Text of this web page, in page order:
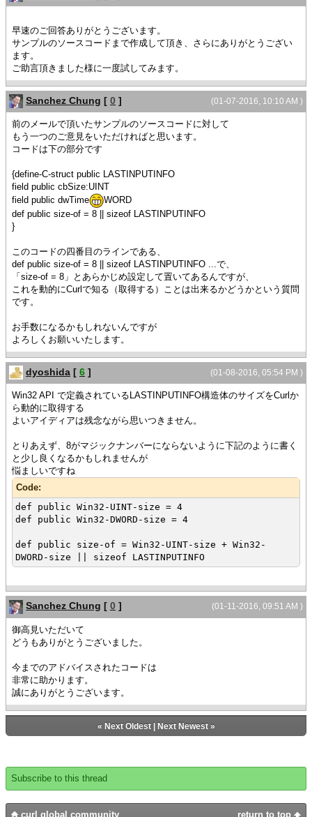
us/library/windows/desktop/ms646272.aspx
field public cbSize:UINT
field public dwTime:DWORD
def public size-of = 8 || sizeof LASTINPUTINFO
}
|| user32.dllのget-last-input-info関数を使用するための
特別クラスの定義
|| see. https://msdn.microsoft.com/en-
us/library/windows/desktop/ms646302.aspx
{define-dll-class public User32Dll
calling-convention = stdcall,
string-rep = CStringUTF16
}
{constructor public {default}
"user32.dll"}}
}
{dll-method public {get-last-input-info
("GetLastInputInfo")
pii:CPointer
}:BOOL
}
}
|| Kernel32.dllのget-tick-count関数を使用するための特別
クラスの定義
|| see. https://msdn.microsoft.com/en-
us/library/ms724408.aspx
{define-dll-class public Kernel32Dll
calling-convention = stdcall,
string-rep = CStringUTF16
}
{constructor public {default}
{construct-super {SharedLibrary
"Kernel32.dll"}}
{dll-method public {get-tick-count
}
ジャ
{define-proc public {get-last-input-time}:int
def kernel32 = {Kernel32Dll}
def info = {LASTINPUTINFO}
set info.cbSize = LASTINPUTINFO.size-of
def ret = {user32.get-last-input-info
info
|| failure
早速のご回答ありがとうございます。
サンプルのソースコードまで作成して頂き、さらにありがとうござい
ます。
ご助言頂きました様に一度試してみます。
(01-07-2016, 10:10 AM )
Sanchez Chung [ 0 ]
前のメールで頂いたサンプルのソースコードに対して
もう一つのご意見をいただければと思います。
コードは下の部分です
{define-C-struct public LASTINPUTINFO
field public cbSize:UINT
field public dwTime
WORD
def public size-of = 8 || sizeof LASTINPUTINFO
}
このコードの四番目のラインである、
def public size-of = 8 || sizeof LASTINPUTINFO ...で、
「size-of = 8」とあらかじめ設定して置いてあるんですが、
これを動的にCurlで知る（取得する）ことは出来るかどうかという質問
です。
お手数になるかもしれないんですが
よろしくお願いいたします。
(01-08-2016, 05:54 PM )
dyoshida [ 6 ]
Win32 API で定義されているLASTINPUTINFO構造体のサイズをCurlか
ら動的に取得する
よいアイディアは残念ながら思いつきません。
とりあえず、8がマジックナンバーにならないように下記のように書く
と少し良くなるかもしれませんが
悩ましいですね
Code:
def public Win32-UINT-size = 4
def public Win32-DWORD-size = 4
def public size-of = Win32-UINT-size + Win32-
DWORD-size || sizeof LASTINPUTINFO
(01-11-2016, 09:51 AM )
Sanchez Chung [ 0 ]
御高見いただいて
どうもありがとうございました。
今までのアドバイスされたコードは
非常に助かります。
誠にありがとうございます。
« Next Oldest| Next Newest»
Subscribe to this thread
return to top
curl global community